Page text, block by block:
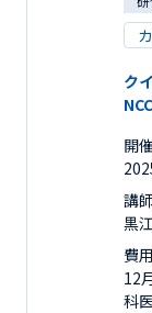
ク
開
講
黒
費用
12
科